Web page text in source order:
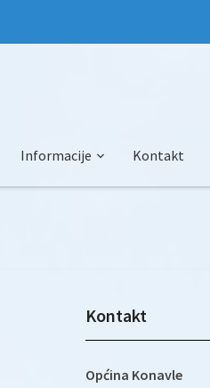
Informacije Kontakt
Kontakt
Općina Konavle